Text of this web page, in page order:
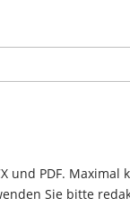
und PDF.
Sie bitte